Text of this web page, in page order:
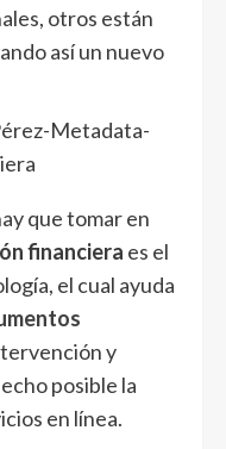
otros están
así un nuevo
que tomar en
financiera es el
el cual ayuda
y
posible la
en línea.